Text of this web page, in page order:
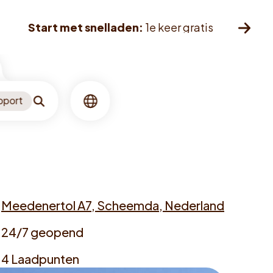
Start met snelladen: 1e keer gratis
Zoeken Taal
Meedenertol A7, Scheemda, Nederland
24/7 geopend
4 Laadpunten